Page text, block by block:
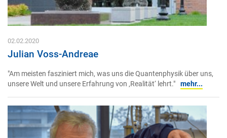
02.02.2020
Julian Voss-Andreae
"Am meisten fasziniert mich, was uns die Quantenphysik über uns,
unsere Welt und unsere Erfahrung von ‚Realität‘ lehrt." mehr...